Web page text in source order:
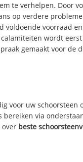
te verhelpen. Door
op verdere
voldoende voorraad
wordt eerst
gemaakt voor de
voor uw schoorsteen
bereiken via
over beste